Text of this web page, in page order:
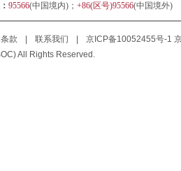
95566(中国境内)； +86(区号)95566(中国境外)
款 联系我们 京ICP备10052455号-1
All Rights Reserved.